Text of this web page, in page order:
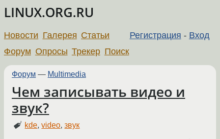
LINUX.ORG.RU
Регистрация - Вход
Новости Галерея Статьи
Форум Опросы Трекер Поиск
Форум — Multimedia
Чем записывать видео и
звук?
kde,video,звук